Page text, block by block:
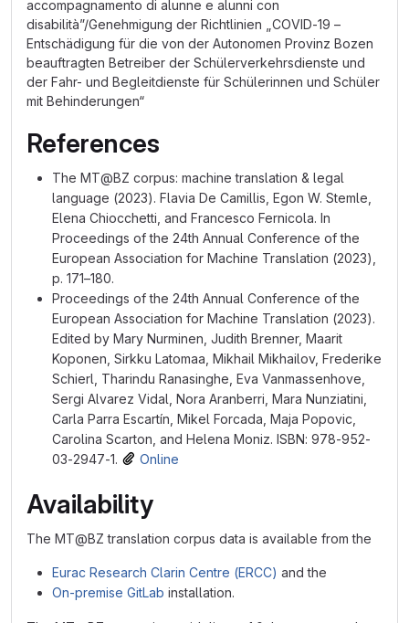
accompagnamento di alunne e alunni con
disabilità”/Genehmigung der Richtlinien „COVID-19 –
Entschädigung für die von der Autonomen Provinz Bozen
beauftragten Betreiber der Schülerverkehrsdienste und
der Fahr- und Begleitdienste für Schülerinnen und Schüler
mit Behinderungen“
References
The MT@BZ corpus: machine translation & legal
language (2023). Flavia De Camillis, Egon W. Stemle,
Elena Chiocchetti, and Francesco Fernicola. In
Proceedings of the 24th Annual Conference of the
European Association for Machine Translation (2023),
p. 171–180.
Proceedings of the 24th Annual Conference of the
European Association for Machine Translation (2023).
Edited by Mary Nurminen, Judith Brenner, Maarit
Koponen, Sirkku Latomaa, Mikhail Mikhailov, Frederike
Schierl, Tharindu Ranasinghe, Eva Vanmassenhove,
Sergi Alvarez Vidal, Nora Aranberri, Mara Nunziatini,
Carla Parra Escartín, Mikel Forcada, Maja Popovic,
Carolina Scarton, and Helena Moniz. ISBN: 978-952-
03-2947-1.
Online
Availability
The MT@BZ translation corpus data is available from the
Eurac Research Clarin Centre (ERCC) and the
On-premise GitLab installation.